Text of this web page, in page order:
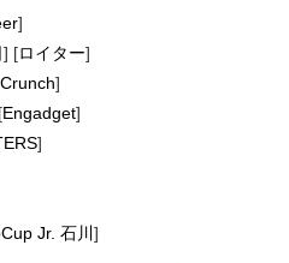
]
] [ロイター]
]
Engadget]
]
Jr. 石川 ]